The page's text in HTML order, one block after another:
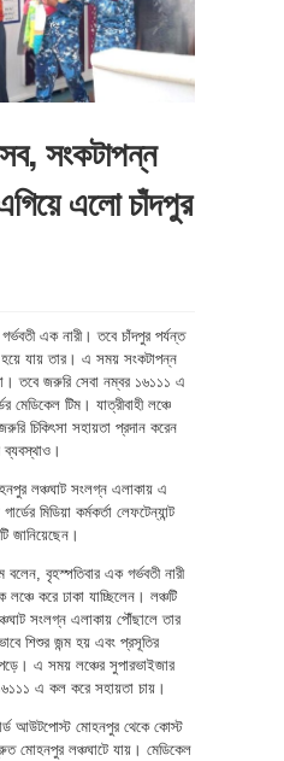
সংকটাপন্ন
এলো চাঁদপুর
এক নারী। তবে চাঁদপুর পর্যন্ত
যায় তার। এ সময় সংকটাপন্ন
তবে জরুরি সেবা নম্বর ১৬১১১ এ
মেডিকেল টিম। যাত্রীবাহী লঞ্চে
চিকিৎসা সহায়তা প্রদান করেন
ব্যবস্থাও।
লঞ্চঘাট সংলগ্ন এলাকায় এ
মিডিয়া কর্মকর্তা লেফটেন্যান্ট
জানিয়েছেন।
বলেন, বৃহস্পতিবার এক গর্ভবতী নারী
করে ঢাকা যাচ্ছিলেন। লঞ্চটি
সংলগ্ন এলাকায় পৌঁছালে তার
শিশুর জন্ম হয় এবং প্রসূতির
এ সময় লঞ্চের সুপারভাইজার
এ কল করে সহায়তা চায়।
আউটপোস্ট মোহনপুর থেকে কোস্ট
মোহনপুর লঞ্চঘাটে যায়। মেডিকেল